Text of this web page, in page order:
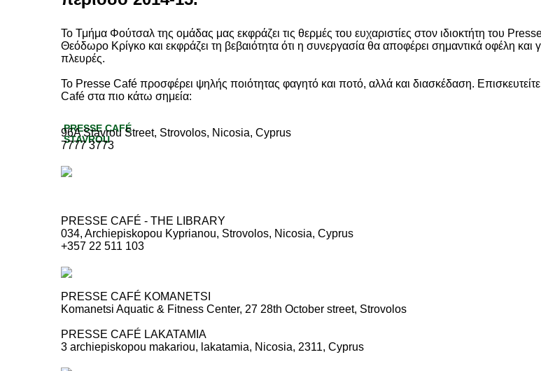
Το Τμήμα Φούτσαλ της ομάδας μας εκφράζει τις θερμές του ευχαριστίες στον ιδιοκτήτη του
Θεόδωρο Κρίγκο και εκφράζει τη βεβαιότητα ότι η συνεργασία θα αποφέρει σημαντικά οφέλη και
πλευρές.
Το Presse Café προσφέρει ψηλής ποιότητας φαγητό και ποτό, αλλά και διασκέδαση.
Café στα πιο κάτω σημεία:
PRESSE CAFÉ
STAVROU
96A Stavrou Street, Strovolos, Nicosia, Cyprus
7777 3773
PRESSE CAFÉ - THE LIBRARY
034, Archiepiskopou Kyprianou, Strovolos, Nicosia, Cyprus
+357 22 511 103
PRESSE CAFÉ KOMANETSI
Komanetsi Aquatic & Fitness Center, 27 28th October street, Strovolos
PRESSE CAFÉ LAKATAMIA
3 archiepiskopou makariou, lakatamia, Nicosia, 2311, Cyprus